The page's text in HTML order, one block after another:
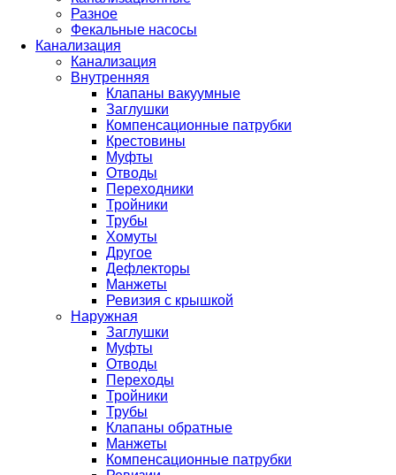
Разное
Фекальные насосы
Канализация
Канализация
Внутренняя
Клапаны вакуумные
Заглушки
Компенсационные патрубки
Крестовины
Муфты
Отводы
Переходники
Тройники
Трубы
Хомуты
Другое
Дефлекторы
Манжеты
Ревизия с крышкой
Наружная
Заглушки
Муфты
Отводы
Переходы
Тройники
Трубы
Клапаны обратные
Манжеты
Компенсационные патрубки